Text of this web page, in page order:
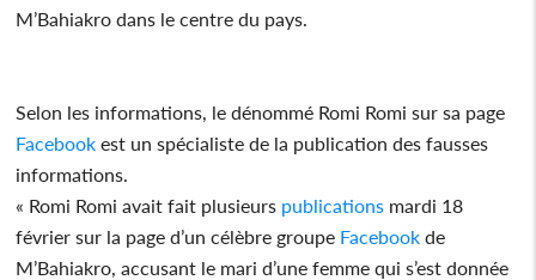
M’Bahiakro dans le centre du pays.
Selon les informations, le dénommé Romi Romi sur sa page
Facebook est un spécialiste de la publication des fausses
informations.
« Romi Romi avait fait plusieurs publications mardi 18
février sur la page d’un célèbre groupe Facebook de
M’Bahiakro, accusant le mari d’une femme qui s’est donnée